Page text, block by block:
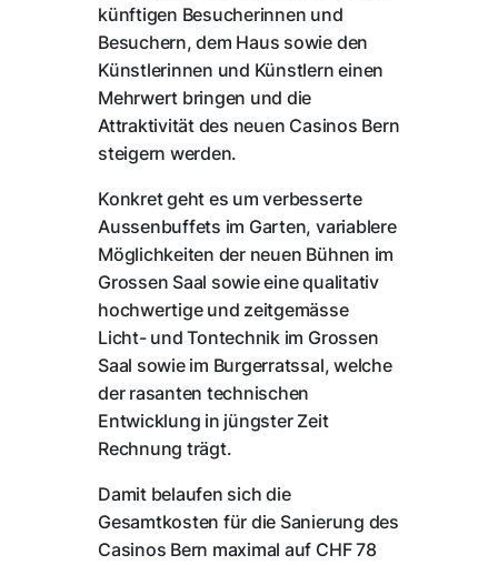
künftigen Besucherinnen und
Besuchern, dem Haus sowie den
Künstlerinnen und Künstlern einen
Mehrwert bringen und die
Attraktivität des neuen Casinos Bern
steigern werden.
Konkret geht es um verbesserte
Aussenbuffets im Garten, variablere
Möglichkeiten der neuen Bühnen im
Grossen Saal sowie eine qualitativ
hochwertige und zeitgemässe
Licht- und Tontechnik im Grossen
Saal sowie im Burgerratssal, welche
der rasanten technischen
Entwicklung in jüngster Zeit
Rechnung trägt.
Damit belaufen sich die
Gesamtkosten für die Sanierung des
Casinos Bern maximal auf CHF 78